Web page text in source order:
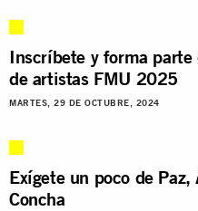
Inscríbete y forma
de artistas FMU 2025
MARTES, 29 DE OCTUBRE, 2024
Exígete un poco de
Concha